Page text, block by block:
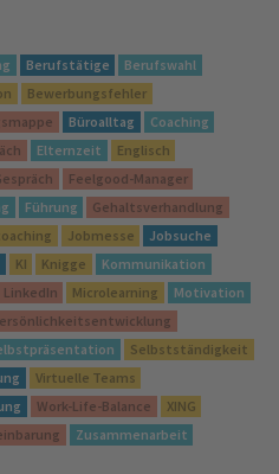
Berufstätige
Berufswahl
Bewerbungsfehler
Büroalltag
Coaching
Elternzeit
Englisch
Feelgood-Manager
Führung
Gehaltsverhandlung
Jobmesse
Jobsuche
KI Knigge
Kommunikation
LinkedIn Microlearning
Motivation
Selbstständigkeit
Virtuelle Teams
Work-Life-Balance
XING
Zusammenarbeit